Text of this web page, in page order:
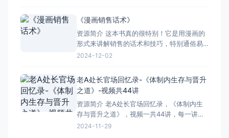
都围绕着职场生存的要点展开。从怎么跟同
事友好相处，到如何巧妙应对领导布置的任
务，再到怎
《漫画销售话术》
资源简介 这本书真的很特别！它是用漫画的
形式来讲解销售的话术和技巧，特别通俗易
懂。您看这书的画风，生动有趣，人物形象
展现出来，比如怎么开场，怎么跟客户建立
信任，怎么应对客户的拒绝等等。而且，书
中的对话特别接地气，就像是平常
2024-12-02
老A处长官场回忆录-《体制内生存与晋升
之道》-视频共44讲
资源简介 老A处长官场回忆录，《体制内生
存与晋升之道》，视频一共44讲，每一讲都
让人受益匪浅。不仅仅是讲述了官场的故
2024-11-29